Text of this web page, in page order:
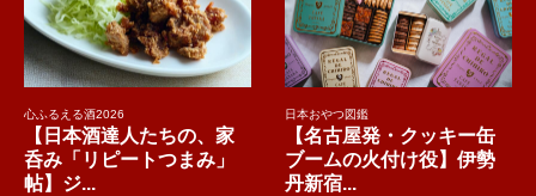
心ふるえる酒2026
【日本酒達人たちの、家
呑み「リピートつまみ」
帖】ジ...
日本おやつ図鑑
【名古屋発・クッキー缶
ブームの火付け役】伊勢
丹新宿...